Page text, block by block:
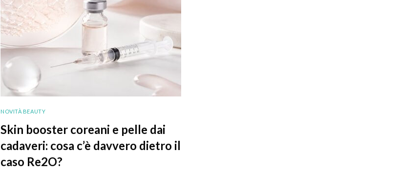
NOVITÀ BEAUTY
Skin booster coreani e pelle dai
cadaveri: cosa c’è davvero dietro il
caso Re2O?